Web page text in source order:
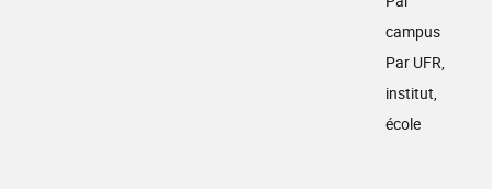
campus
Par UFR,
institut,
école